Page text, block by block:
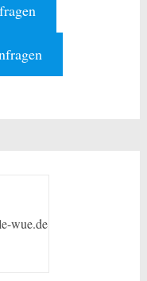
wue.de